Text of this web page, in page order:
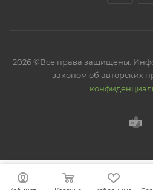
2026 ©Все права защищены.
законом об авторских